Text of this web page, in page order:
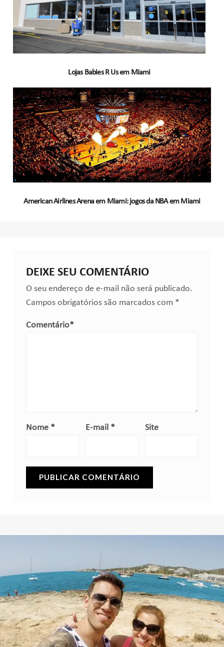
Lojas Babies R Us em Miami
American Airlines Arena em Miami: jogos da NBA em Miami
DEIXE SEU COMENTÁRIO
O seu endereço de e-mail não será publicado.
Campos obrigatórios são marcados com *
Comentário*
Nome * E-mail * Site